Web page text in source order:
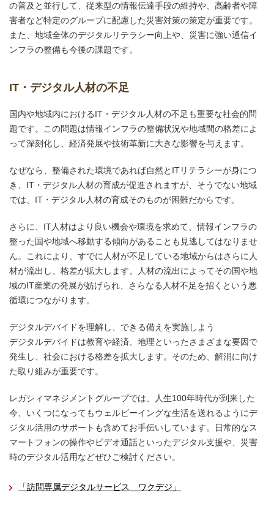
の普及と並行して、従来型の情報伝達手段の維持や、高齢者や障
害者など特定のグループに配慮した災害対策の策定が重要です。
また、地域全体のデジタルリテラシー向上や、災害に強い通信イ
ンフラの整備も今後の課題です。
IT・デジタル人材の不足
国内や地域内におけるIT・デジタル人材の不足も重要な社会的問
題です。この問題は情報インフラの整備状況や地域間の格差によ
って深刻化し、経済発展や技術革新に大きな影響を与えます。
なぜなら、整備された環境であれば自然とITリテラシーが身につ
き、IT・デジタル人材の育成が促進されますが、そうでない地域
では、IT・デジタル人材の育成そのものが困難だからです。
さらに、IT人材はより良い機会や環境を求めて、情報インフラの
整った国や地域へ移動する傾向があることも見逃してはなりませ
ん。これにより、すでに人材が不足している地域からはさらに人
材が流出し、格差が拡大します。人材の流出によってその国や地
域のIT産業の発展が妨げられ、さらなる人材不足を招くという悪
循環につながります。
デジタルデバイドを理解し、できる備えを実施しよう
デジタルデバイドは教育や経済、地理といったさまざまな要因で
発生し、社会における格差を拡大します。そのため、解消に向け
た取り組みが重要です。
レガシィマネジメントグループでは、人生100年時代が到来した
今、いくつになってもウェルビーイングな生活を送れるようにデ
ジタル活用のサポートも含めてお手伝いしています。日常的なス
マートフォンの操作やビデオ通話といったデジタル支援や、災害
時のデジタル活用などぜひご検討ください。
「訪問専属デジタルサービス ワクデジ」